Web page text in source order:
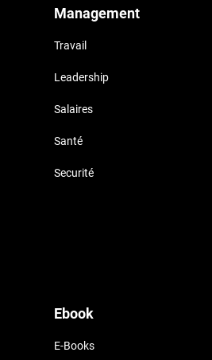
Management
Travail
Leadership
Salaires
Santé
Securité
Ebook
E-Books